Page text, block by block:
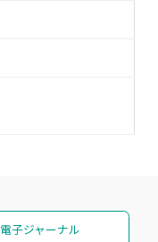
電子ジャーナル